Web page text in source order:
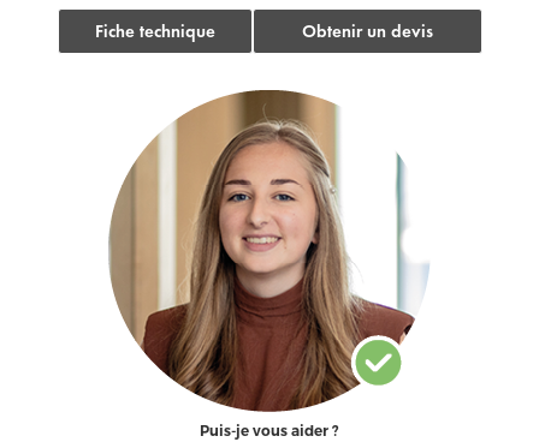
Fiche technique Obtenir un devis
Puis-je vous aider ?